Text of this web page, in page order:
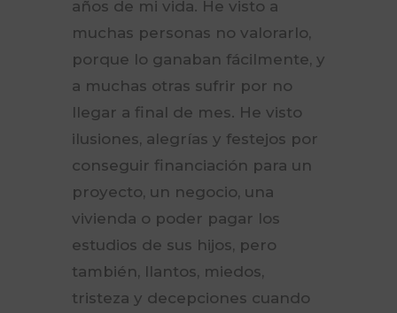
años de mi vida. He visto a
muchas personas no valorarlo,
porque lo ganaban fácilmente, y
a muchas otras sufrir por no
llegar a final de mes. He visto
ilusiones, alegrías y festejos por
conseguir financiación para un
proyecto, un negocio, una
vivienda o poder pagar los
estudios de sus hijos, pero
también, llantos, miedos,
tristeza y decepciones cuando